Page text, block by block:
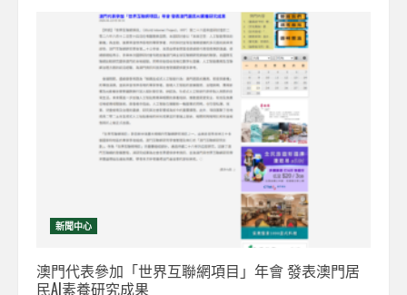
新聞中心
澳門代表參加「世界互聯網項目」年會 發表澳門居
民AI素養研究成果